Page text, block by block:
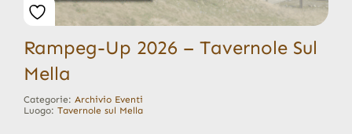
Rampeg-Up 2026 – Tavernole Sul
Mella
Categorie: Archivio Eventi
Luogo: Tavernole sul Mella